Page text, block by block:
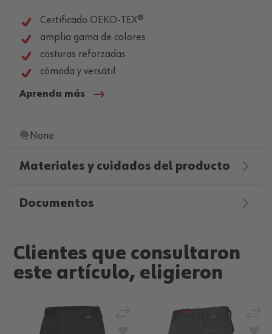
Certificado OEKO-TEX®
amplia gama de colores
costuras reforzadas
cómoda y versátil
Aprenda más
None
Materiales y cuidados del producto
Documentos
Clientes que consultaron
este artículo, eligieron
Añadir para comparar
Añadir a la Lista de Deseos